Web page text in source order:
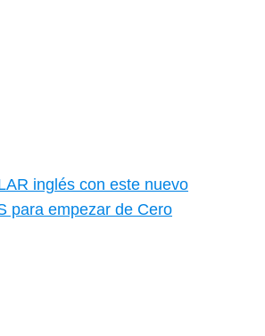
inglés con este nuevo
para empezar de Cero